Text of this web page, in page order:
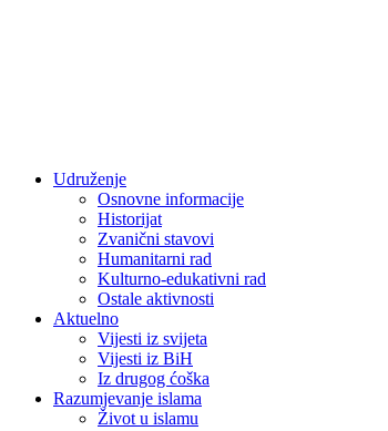
Udruženje
Osnovne informacije
Historijat
Zvanični stavovi
Humanitarni rad
Kulturno-edukativni rad
Ostale aktivnosti
Aktuelno
Vijesti iz svijeta
Vijesti iz BiH
Iz drugog ćoška
Razumjevanje islama
Život u islamu